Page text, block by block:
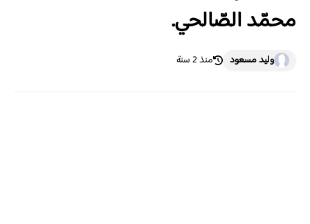
محمّد الصّالحي.
وليد مسعود منذ 2 سنة